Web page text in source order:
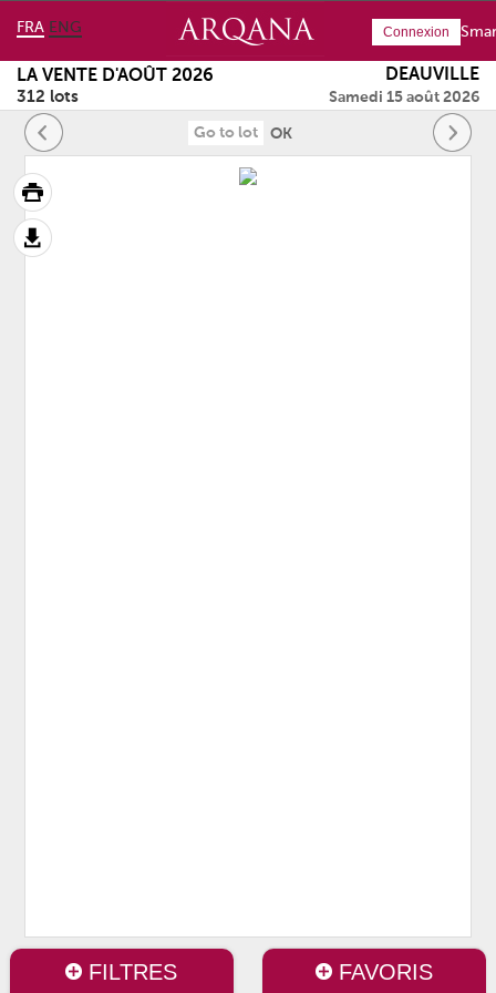
FRA ENG Connexion
312 lots
OK
LA VENTE D'AOÛT 2026 DEAUVILLE
Samedi 15 août 2026
FILTRES FAVORIS